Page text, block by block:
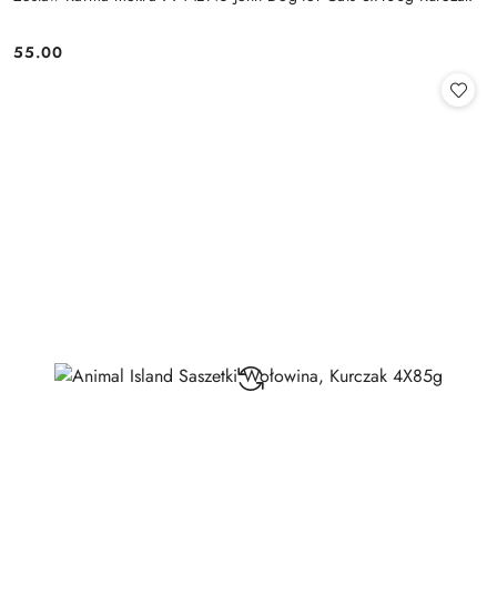
Cena:
55.00